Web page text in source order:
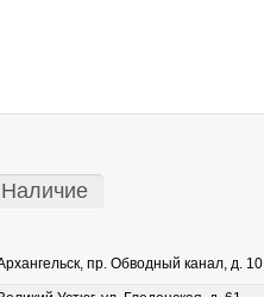
Наличие
пр. Обводный канал, д. 10